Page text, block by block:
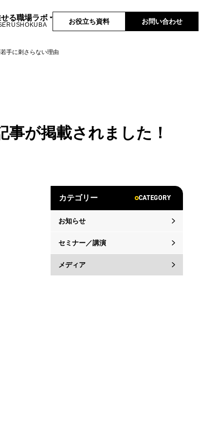
る職場ラボ お役立ち資料 お問い合わせ
手に刺さらない理由
が掲載されました！
カテゴリー CATEGORY
お知らせ
セミナー／講演
メディア